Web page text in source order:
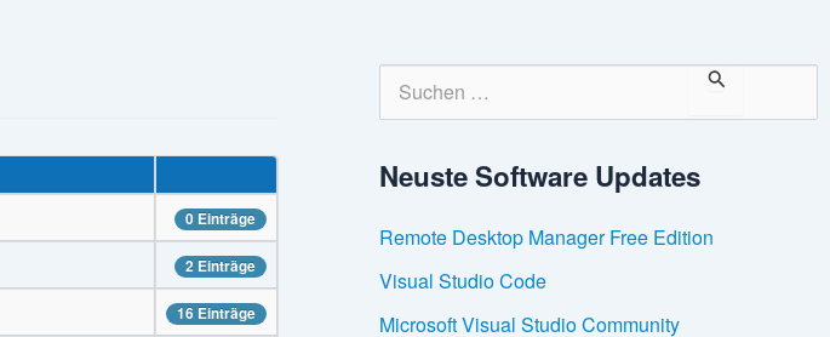
0 Einträge
2 Einträge
16 Einträge
c
e
a
c
h
:
Neuste Software Updates
Remote Desktop Manager Free Edition
Visual Studio Code
Microsoft Visual Studio Community